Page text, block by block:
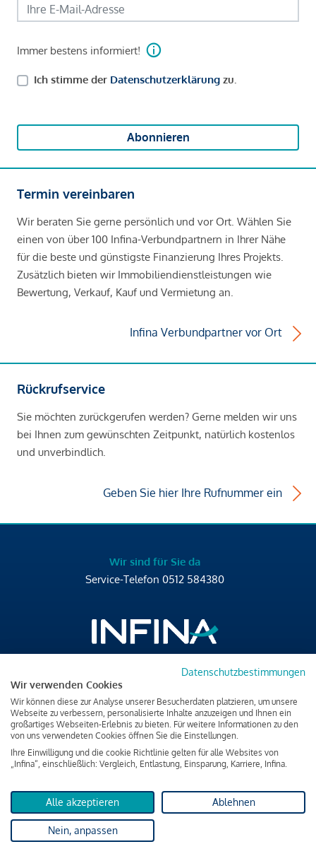
Immer bestens informiert!
Ich stimme der Datenschutzerklärung zu.
Abonnieren
Termin vereinbaren
Wir beraten Sie gerne persönlich und vor Ort. Wählen Sie
einen von über 100 Infina-Verbundpartnern in Ihrer Nähe
für die beste und günstigste Finanzierung Ihres Projekts.
Zusätzlich bieten wir Immobiliendienstleistungen wie
Bewertung, Verkauf, Kauf und Vermietung an.
Infina Verbundpartner vor Ort
Rückrufservice
Sie möchten zurückgerufen werden? Gerne melden wir uns
bei Ihnen zum gewünschten Zeitpunkt, natürlich kostenlos
und unverbindlich.
Geben Sie hier Ihre Rufnummer ein
Wir sind für Sie da
Service-Telefon 0512 584380
Brixner Straße 2/4
6020 Innsbruck
T+43 512 584380
office@infina.at
Impressum
Datenschutz & Cookies
Datenschutzbestimmungen
Wir verwenden Cookies
Wir können diese zur Analyse unserer Besucherdaten platzieren, um unsere
Webseite zu verbessern, personalisierte Inhalte anzuzeigen und Ihnen ein
großartiges Webseiten-Erlebnis zu bieten. Für weitere Informationen zu den
von uns verwendeten Cookies öffnen Sie die Einstellungen.
Ihre Einwilligung und die cookie Richtlinie gelten für alle Websites von
„Infina“, einschließlich: Vergleich, Entlastung, Einsparung, Karriere, Infina.
Alle akzeptieren Ablehnen
Nein, anpassen